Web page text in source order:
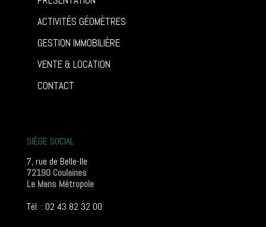
ACTIVITÉS GÉOMÈTRES
GESTION IMMOBILIÈRE
VENTE & LOCATION
CONTACT
SIÈGE SOCIAL
7, rue de Belle-Ile
72190 Coulaines
Le Mans Métropole
Tél. : 02 43 82 32 00